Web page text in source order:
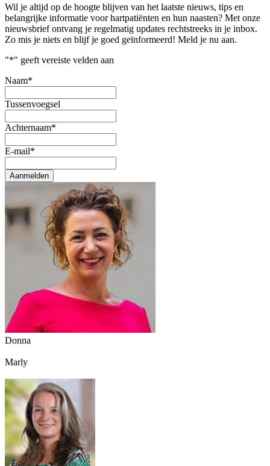
Wil je altijd op de hoogte blijven van het laatste nieuws, tips en
belangrijke informatie voor hartpatiënten en hun naasten? Met onze
nieuwsbrief ontvang je regelmatig updates rechtstreeks in je inbox.
Zo mis je niets en blijf je goed geïnformeerd! Meld je nu aan.
"*" geeft vereiste velden aan
Naam*
Tussenvoegsel
Achternaam*
E-mail*
Aanmelden
Donna
Marly